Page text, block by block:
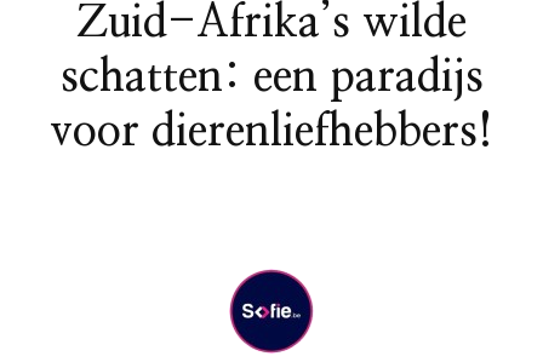
Zuid-Afrika’s wilde
schatten: een paradijs
voor dierenliefhebbers!